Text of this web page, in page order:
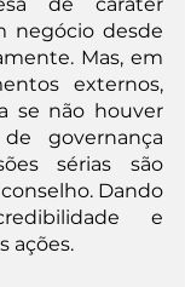
negócio desde
Mas, em
externos,
se não houver
governança
sérias são
Dando
e
ações.